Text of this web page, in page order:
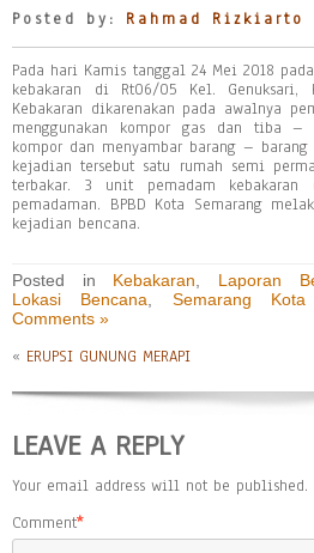
Posted by: Rahmad Rizkiarto
Pada hari Kamis tanggal 24 Mei 2018
kebakaran di Rt06/05 Kel. Genuksari,
Kebakaran dikarenakan pada awalnya
menggunakan kompor gas dan tiba
kompor dan menyambar barang –
kejadian tersebut satu rumah semi
terbakar. 3 unit pemadam kebakaran
pemadaman. BPBD Kota Semarang
kejadian bencana.
Posted in Kebakaran Laporan
Lokasi Bencana
Semarang Kota
Comments »
« ERUPSI GUNUNG MERAPI
LEAVE A REPLY
Your email address will not be published.
Comment*